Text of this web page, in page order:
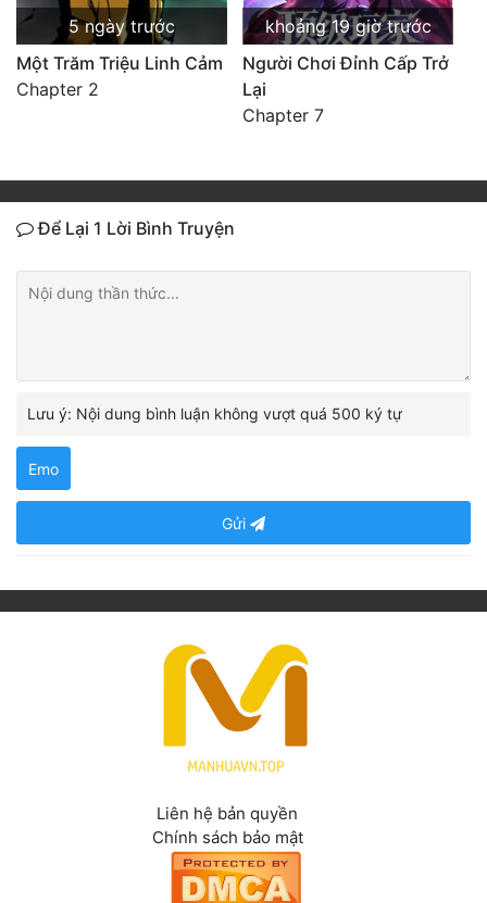
5 ngày trước
Một Trăm Triệu Linh Cảm
Chapter 2
khoảng 19 giờ trước
Người Chơi Đỉnh Cấp Trở
Lại
Chapter 7
Để Lại 1 Lời Bình Truyện
Lưu ý: Nội dung bình luận không vượt quá 500 ký tự
Emo
Gửi
Liên hệ bản quyền
Chính sách bảo mật